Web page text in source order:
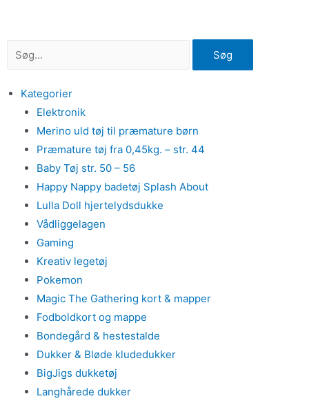
Søg
Kategorier
Elektronik
Merino uld tøj til præmature børn
Præmature tøj fra 0,45kg. – str. 44
Baby Tøj str. 50 – 56
Happy Nappy badetøj Splash About
Lulla Doll hjertelydsdukke
Vådliggelagen
Gaming
Kreativ legetøj
Pokemon
Magic The Gathering kort & mapper
Fodboldkort og mappe
Bondegård & hestestalde
Dukker & Bløde kludedukker
BigJigs dukketøj
Langhårede dukker